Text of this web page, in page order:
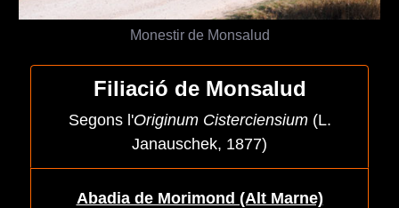
Monestir de Monsalud
Filiació de Monsalud
Segons l'Originum Cisterciensium(L.
Janauschek, 1877)
Abadia de Morimond (Alt Marne)